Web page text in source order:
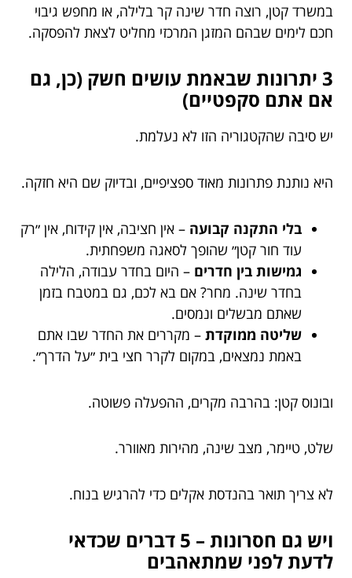
במשרד קטן, רוצה חדר שינה קר בלילה, או מחפש גיבוי
חכם לימים שבהם המזגן המרכזי מחליט לצאת להפסקה.
3 יתרונות שבאמת עושים חשק (כן, גם
אם אתם סקפטיים)
יש סיבה שהקטגוריה הזו לא נעלמת.
היא נותנת פתרונות מאוד ספציפיים, ובדיוק שם היא חזקה.
בלי התקנה קבועה – אין חציבה, אין קידוח, אין ״רק
עוד חור קטן״ שהופך לסאגה משפחתית.
גמישות בין חדרים – היום בחדר עבודה, הלילה
בחדר שינה. מחר? אם בא לכם, גם במטבח בזמן
שאתם מבשלים ונמסים.
שליטה ממוקדת – מקררים את החדר שבו אתם
באמת נמצאים, במקום לקרר חצי בית ״על הדרך״.
ובונוס קטן: בהרבה מקרים, ההפעלה פשוטה.
שלט, טיימר, מצב שינה, מהירות מאוורר.
לא צריך תואר בהנדסת אקלים כדי להרגיש בנוח.
ויש גם חסרונות – 5 דברים שכדאי
לדעת לפני שמתאהבים